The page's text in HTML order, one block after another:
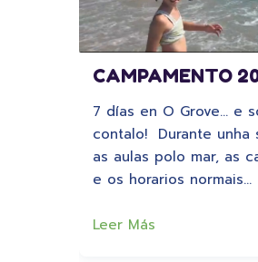
CAMPAMENTO
7 días en O Grove… e
contalo! Durante unha
as aulas polo mar, as
e os horarios normais…
Leer Más